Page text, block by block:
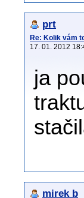
prt
Re: Kolik vám
17. 01. 2012
ja
mirek b